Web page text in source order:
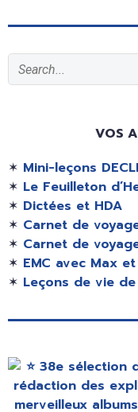
VOS
✶ Mini-leçons
✶ Le Feuilleton
✶ Dictées et HDA
✶ Carnet de
✶ Carnet de
✶ EMC avec Max
✶ Leçons de vie